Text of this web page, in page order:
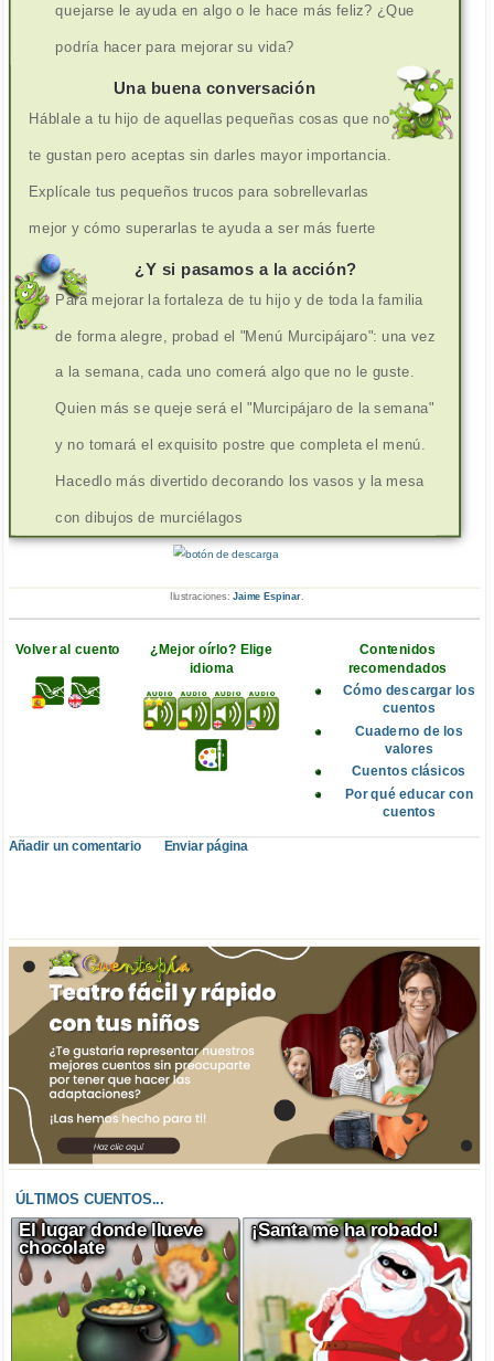
quejarse le ayuda en algo o le hace más feliz? ¿Que
podría hacer para mejorar su vida?
Una buena conversación
Háblale a tu hijo de aquellas pequeñas cosas que no
te gustan pero aceptas sin darles mayor importancia.
Explícale tus pequeños trucos para sobrellevarlas
mejor y cómo superarlas te ayuda a ser más fuerte
¿Y si pasamos a la acción?
Para mejorar la fortaleza de tu hijo y de toda la familia
de forma alegre, probad el "Menú Murcipájaro": una vez
a la semana, cada uno comerá algo que no le guste.
Quien más se queje será el "Murcipájaro de la semana"
y no tomará el exquisito postre que completa el menú.
Hacedlo más divertido decorando los vasos y la mesa
con dibujos de murciélagos
Ilustraciones: Jaime Espinar.
Volver al cuento
¿Mejor oírlo? Elige
idioma
Contenidos
recomendados
Cómo descargar los
cuentos
Cuaderno de los
valores
Cuentos clásicos
Por qué educar con
cuentos
Añadir un comentario Enviar página
ÚLTIMOS CUENTOS...
El lugar donde llueve
chocolate
¡Santa me ha robado!